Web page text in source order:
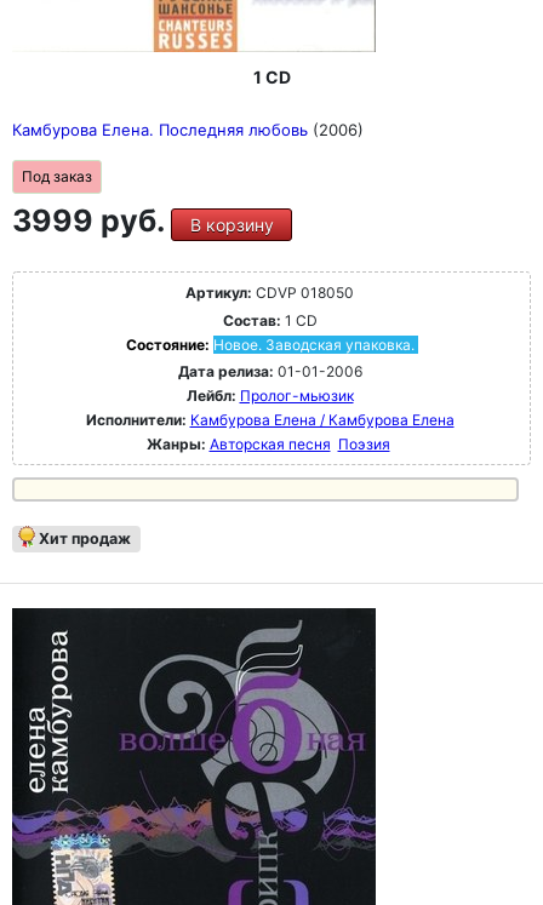
1 CD
Камбурова Елена. Последняя любовь (2006)
Под заказ
3999 руб. В корзину
Артикул: CDVP 018050
Состав: 1 CD
Состояние: Новое. Заводская упаковка.
Дата релиза: 01-01-2006
Лейбл: Пролог-мьюзик
Исполнители: Камбурова Елена / Камбурова Елена
Жанры: Авторская песня Поэзия
Хит продаж